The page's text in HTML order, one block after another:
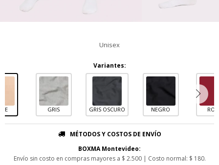
Unisex
Variantes:
GRIS GRIS OSCURO NEGRO
MÉTODOS Y COSTOS DE ENVÍO
BOXMA Montevideo:
Envío sin costo en compras mayores a $ 2.500 | Costo normal: $ 180.